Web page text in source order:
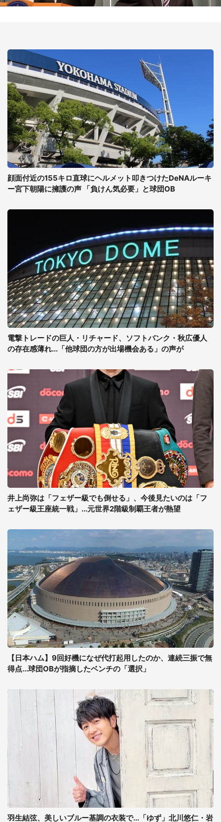
顔面付近の155キロ直球にヘルメット叩きつけたDeNAルーキ
ー宮下朝陽に擁護の声 「負けん気必要」と球団OB
電撃トレードの巨人・リチャード、ソフトバンク・秋広優人
の存在感薄れ...「他球団の方が出場機会ある」の声が
井上尚弥は「フェザー級でも倒せる」、今後見たいのは「フ
ェザー級王座統一戦」...元世界2階級制覇王者が熱望
【日本ハム】9回好機になぜ代打起用したのか、連続三振で無
得点...球団OBが指摘したベンチの「選択」
羽生結弦、美しいブルー基調の衣装で...「ゆず」北川悠仁・岩